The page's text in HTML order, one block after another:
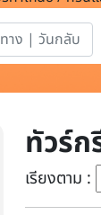
ทัวร์
เรียงตาม :